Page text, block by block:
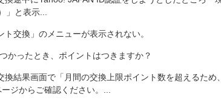
」と表示...
交換」のメニューが表示されない。
かったとき、ポイントはつきますか？
換結果画面で「月間の交換上限ポイント数を超えるた
ジからご確認ください。...